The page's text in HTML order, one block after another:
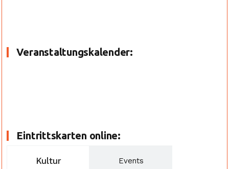
Veranstaltungskalender:
Eintrittskarten online:
Kultur Events